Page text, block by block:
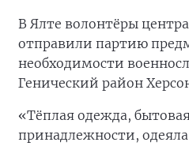
В Ялте волонтёры
отправили партию
необходимости
Генический район
«Тёплая одежда,
принадлежности,